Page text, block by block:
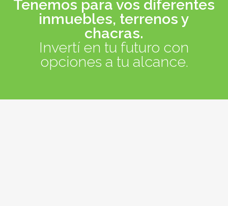
Tenemos para vos diferentes
inmuebles, terrenos y
chacras.
Invertí en tu futuro con
opciones a tu alcance.